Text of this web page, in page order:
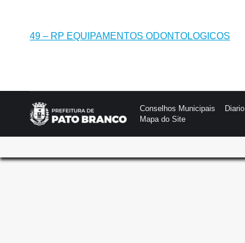
49 – RP EQUIPAMENTOS ODONTOLOGICOS
Conselhos Municipais
Mapa do Site